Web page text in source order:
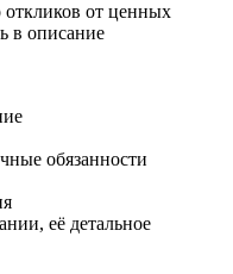
откликов от ценных
в описание
обязанности
её детальное